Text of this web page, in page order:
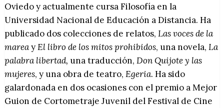
Oviedo y actualmente cursa Filosofía en la
Universidad Nacional de Educación a Distancia. Ha
publicado dos colecciones de relatos, Las voces de la
mareayEl libro de los mitos prohibidos, una novela, La
palabra libertad, una traducción, Don Quijote y las
mujeres, y una obra de teatro, Egeria. Ha sido
galardonada en dos ocasiones con el premio a Mejor
Guion de Cortometraje Juvenil del Festival de Cine